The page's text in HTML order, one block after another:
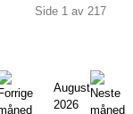
Side 1 av 217
August
2026